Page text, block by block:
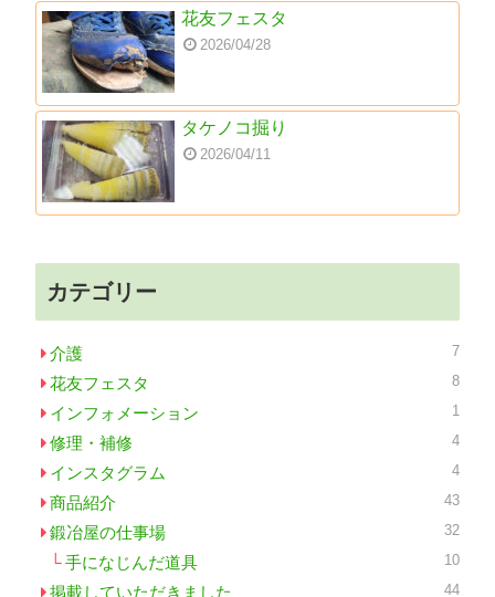
花友フェスタ
2026/04/28
タケノコ掘り
2026/04/11
カテゴリー
介護 7
花友フェスタ 8
インフォメーション 1
修理・補修 4
インスタグラム 4
商品紹介 43
鍛冶屋の仕事場 32
手になじんだ道具 10
掲載していただきました 44